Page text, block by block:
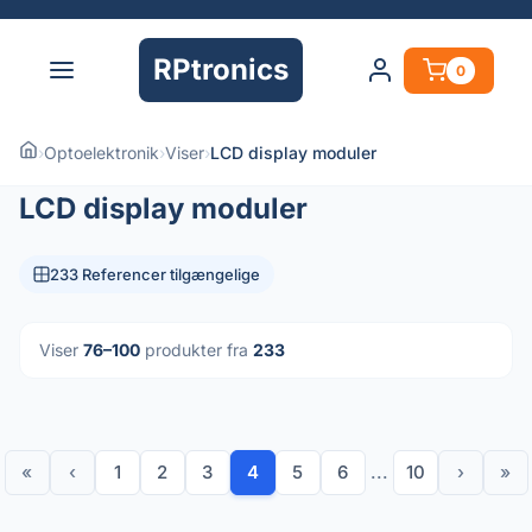
RPtronics 0
›Optoelektronik›Viser›LCD display moduler
LCD display moduler
233 Referencer tilgængelige
Viser 76–100 produkter fra 233
« ‹ 1 2 3 4 5 6 ... 10 › »